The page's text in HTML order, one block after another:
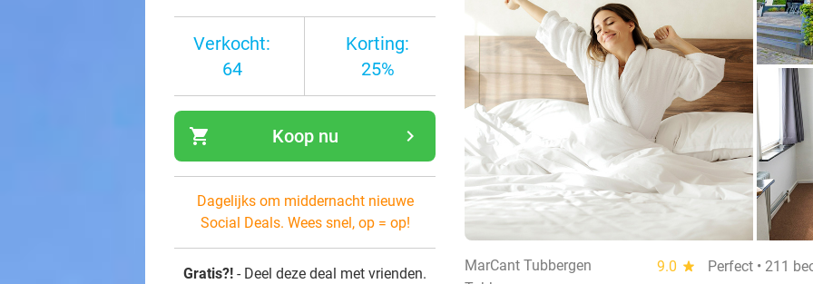
Verkocht:
64
Korting:
25%
shopping_cart navigate_next
Koop nu
Dagelijks om middernacht nieuwe
Social Deals. Wees snel, op = op!
Gratis?! - Deel deze deal met vrienden.
MarCant Tubbergen 9.0 star
Perfect • 211